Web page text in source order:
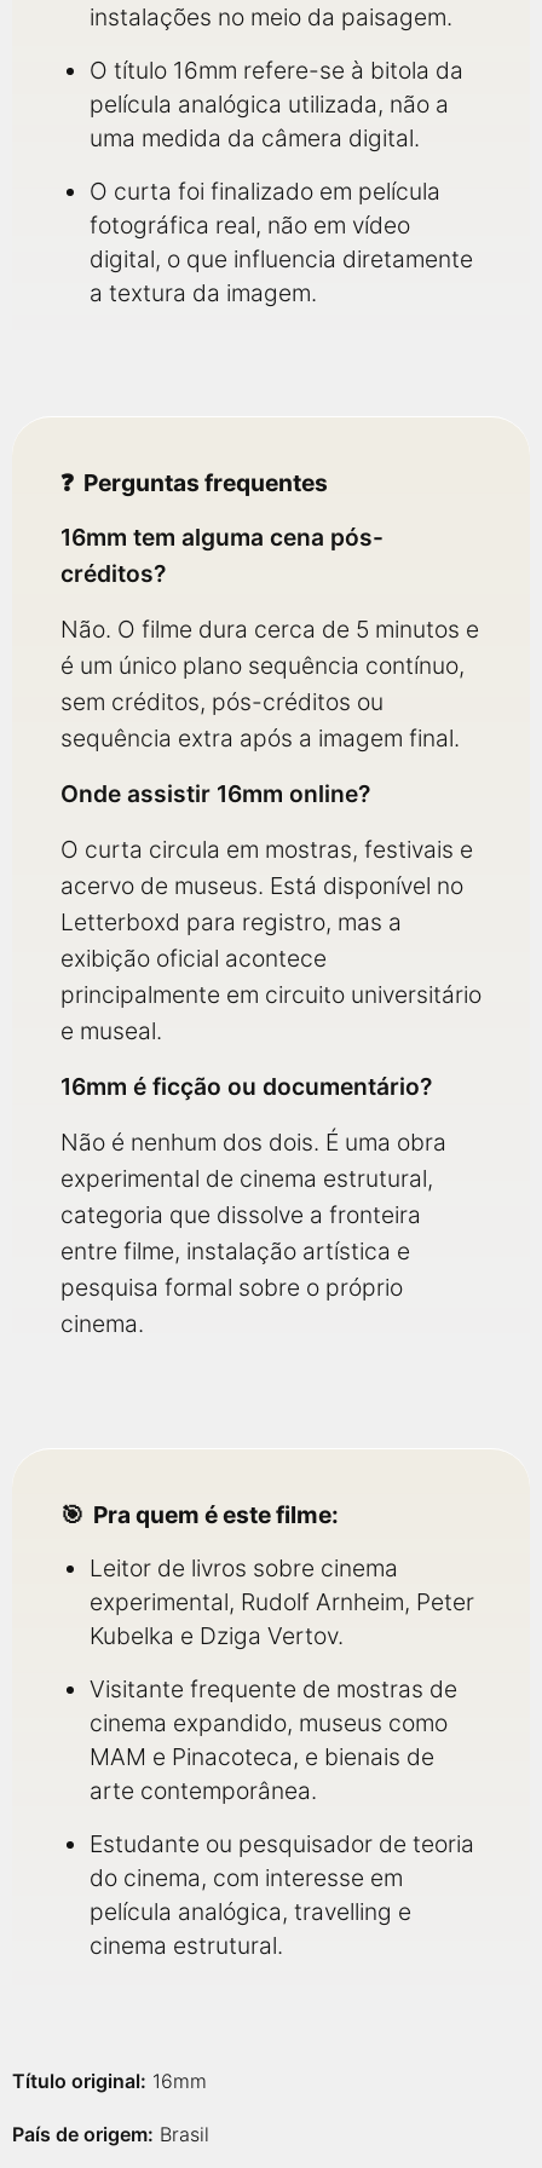
instalações no meio da paisagem.
O título 16mm refere-se à bitola da
película analógica utilizada, não a
uma medida da câmera digital.
O curta foi finalizado em película
fotográfica real, não em vídeo
digital, o que influencia diretamente
a textura da imagem.
Perguntas frequentes
16mm tem alguma cena pós-
créditos?
Não. O filme dura cerca de 5 minutos e
é um único plano sequência contínuo,
sem créditos, pós-créditos ou
sequência extra após a imagem final.
Onde assistir 16mm online?
O curta circula em mostras, festivais e
acervo de museus. Está disponível no
Letterboxd para registro, mas a
exibição oficial acontece
principalmente em circuito universitário
e museal.
16mm é ficção ou documentário?
Não é nenhum dos dois. É uma obra
experimental de cinema estrutural,
categoria que dissolve a fronteira
entre filme, instalação artística e
pesquisa formal sobre o próprio
cinema.
Pra quem é este filme:
Leitor de livros sobre cinema
experimental, Rudolf Arnheim, Peter
Kubelka e Dziga Vertov.
Visitante frequente de mostras de
cinema expandido, museus como
MAM e Pinacoteca, e bienais de
arte contemporânea.
Estudante ou pesquisador de teoria
do cinema, com interesse em
película analógica, travelling e
cinema estrutural.
Título original: 16mm
País de origem: Brasil